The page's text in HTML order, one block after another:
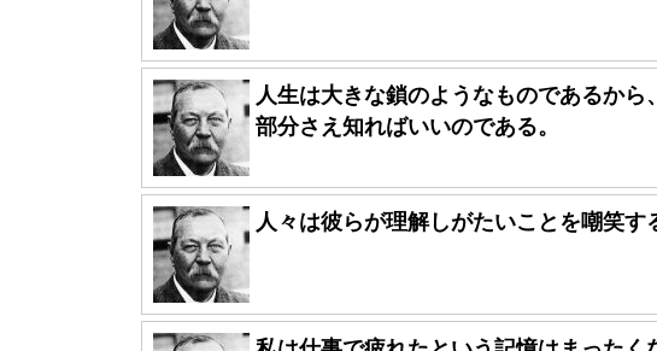
人生は大きな鎖のようなものであるか
部分さえ知ればいいのである。
人々は彼らが理解しがたいことを嘲笑す